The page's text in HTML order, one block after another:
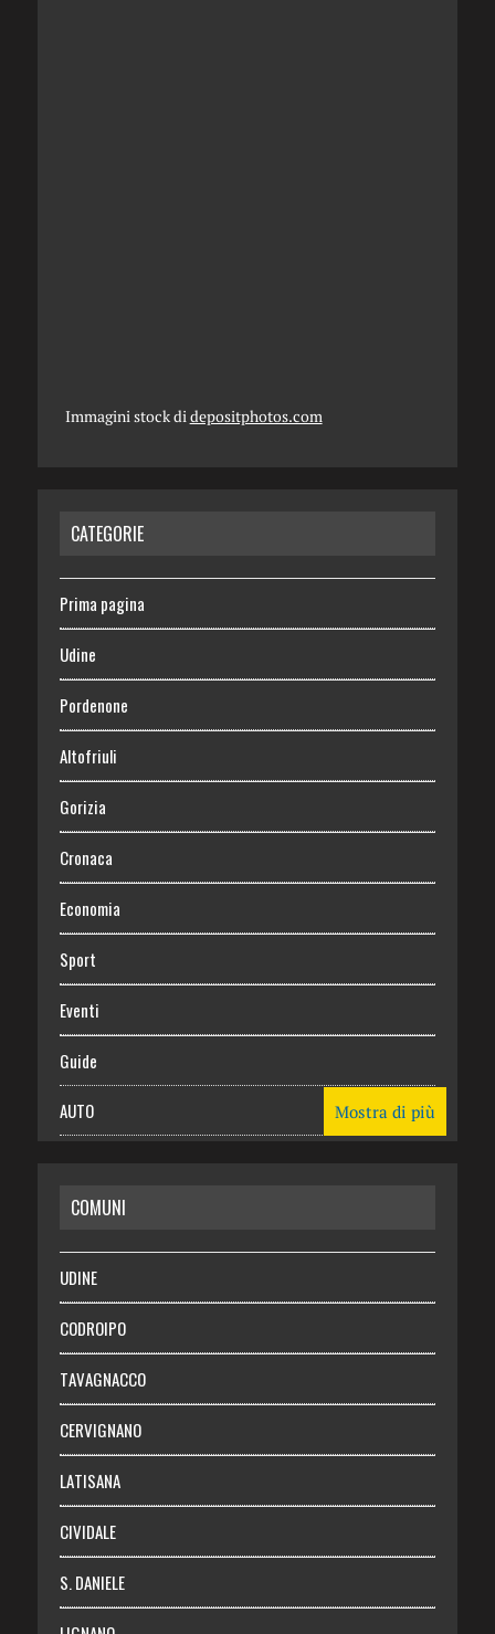
Immagini stock di depositphotos.com
CATEGORIE
Prima pagina
Udine
Pordenone
Altofriuli
Gorizia
Cronaca
Economia
Sport
Eventi
Guide
AUTO
RISPARMIO
SALUTE
Necrologie
Chi siamo
Abbonati
Login
Mostra di più
COMUNI
UDINE
CODROIPO
TAVAGNACCO
CERVIGNANO
LATISANA
CIVIDALE
S. DANIELE